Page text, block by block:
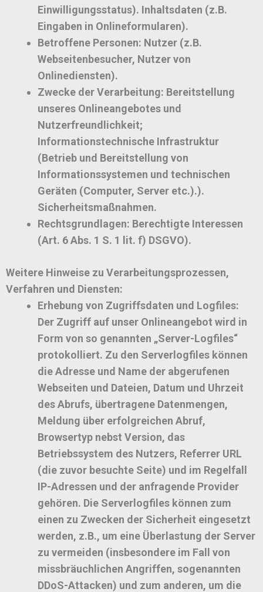
Einwilligungsstatus). Inhaltsdaten (z.B.
Eingaben in Onlineformularen).
Betroffene Personen: Nutzer (z.B.
Webseitenbesucher, Nutzer von
Onlinediensten).
Zwecke der Verarbeitung: Bereitstellung
unseres Onlineangebotes und
Nutzerfreundlichkeit;
Informationstechnische Infrastruktur
(Betrieb und Bereitstellung von
Informationssystemen und technischen
Geräten (Computer, Server etc.).).
Sicherheitsmaßnahmen.
Rechtsgrundlagen: Berechtigte Interessen
(Art. 6 Abs. 1 S. 1 lit. f) DSGVO).
Weitere Hinweise zu Verarbeitungsprozessen,
Verfahren und Diensten:
Erhebung von Zugriffsdaten und Logfiles:
Der Zugriff auf unser Onlineangebot wird in
Form von so genannten „Server-Logfiles“
protokolliert. Zu den Serverlogfiles können
die Adresse und Name der abgerufenen
Webseiten und Dateien, Datum und Uhrzeit
des Abrufs, übertragene Datenmengen,
Meldung über erfolgreichen Abruf,
Browsertyp nebst Version, das
Betriebssystem des Nutzers, Referrer URL
(die zuvor besuchte Seite) und im Regelfall
IP-Adressen und der anfragende Provider
gehören. Die Serverlogfiles können zum
einen zu Zwecken der Sicherheit eingesetzt
werden, z.B., um eine Überlastung der Server
zu vermeiden (insbesondere im Fall von
missbräuchlichen Angriffen, sogenannten
DDoS-Attacken) und zum anderen, um die